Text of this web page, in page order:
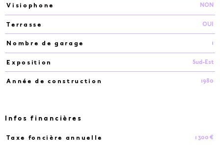
Visiophone NON
Terrasse OUI
Nombre de garage 1
Exposition Sud-Est
Année de construction 1980
Infos financières
Caractéristiques Valeurs
Taxe foncière annuelle 1 300 €